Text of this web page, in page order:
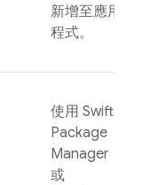
新增至應用
程式。
使用 Swift
Package
Manager
或